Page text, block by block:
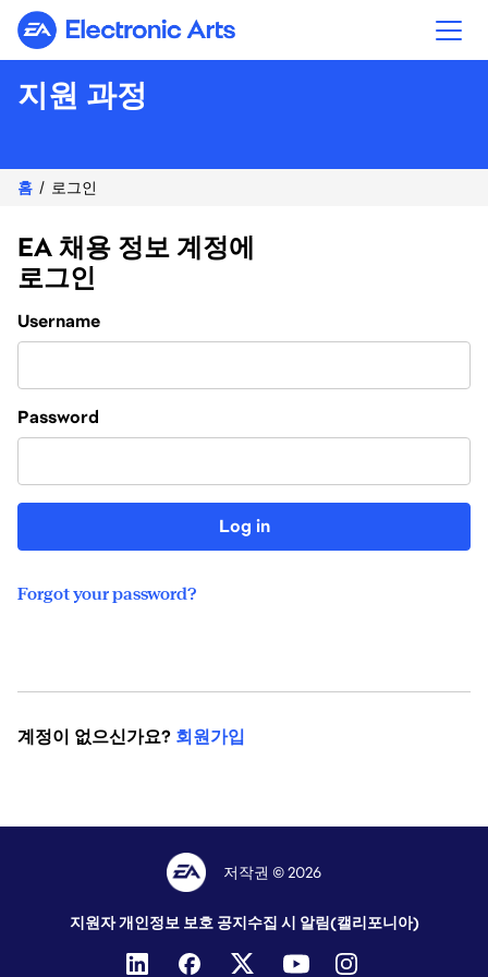
Electronic Arts
지원 과정
홈 로그인
EA 채용 정보 계정에
로그인
Login
Username
Password
Log in
Forgot your password?
계정이 없으신가요? 회원가입
저작권 © 2026
지원자 개인정보 보호 공지수집 시 알림(캘리포니아)